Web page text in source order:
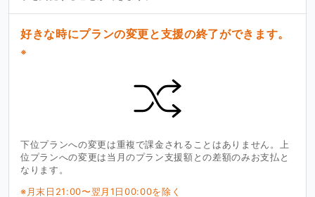
好きな時にプランの変更と支援の終了ができます。
※
下位プランへの変更は重複で課金されることはありません。上
位プランへの変更は当月のプラン支援額との差額のみお支払と
なります。
※月末日21:00〜翌月1日00:00を除く